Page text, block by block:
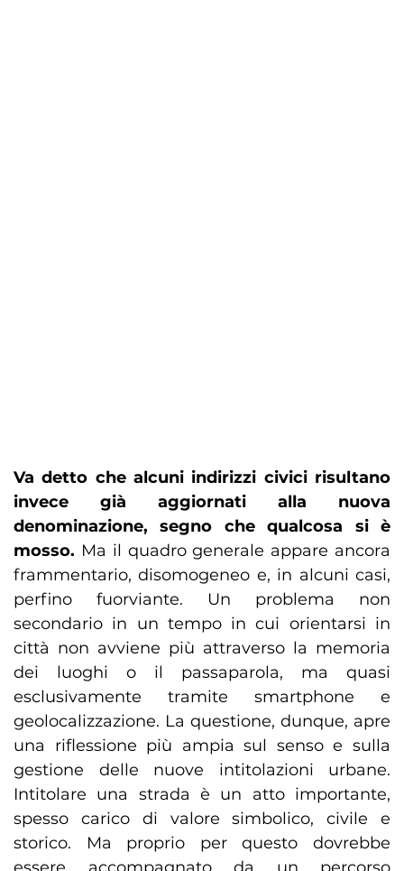
Va detto che alcuni indirizzi civici risultano
invece già aggiornati alla nuova
denominazione, segno che qualcosa si è
mosso. Ma il quadro generale appare ancora
frammentario, disomogeneo e, in alcuni casi,
perfino fuorviante. Un problema non
secondario in un tempo in cui orientarsi in
città non avviene più attraverso la memoria
dei luoghi o il passaparola, ma quasi
esclusivamente tramite smartphone e
geolocalizzazione. La questione, dunque, apre
una riflessione più ampia sul senso e sulla
gestione delle nuove intitolazioni urbane.
Intitolare una strada è un atto importante,
spesso carico di valore simbolico, civile e
storico. Ma proprio per questo dovrebbe